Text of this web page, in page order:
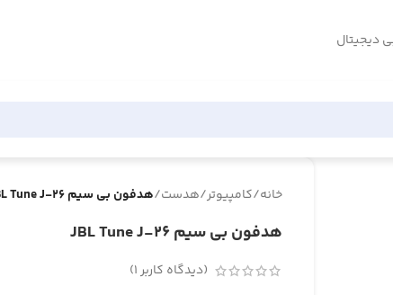
دیجیتال
خانه/کامپیوتر/هدست/هدفون بی سیم JBL Tune J-26
هدفون بی سیم JBL Tune J-26
(دیدگاه کاربر1
)